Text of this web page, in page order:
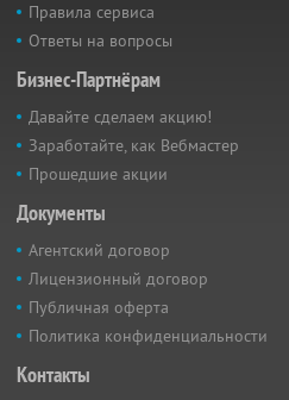
Правила сервиса
Ответы на вопросы
Бизнес-Партнёрам
Давайте сделаем акцию!
Заработайте, как Вебмастер
Прошедшие акции
Документы
Агентский договор
Лицензионный договор
Публичная оферта
Политика конфиденциальности
Контакты